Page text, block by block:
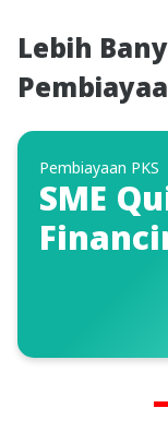
Lebih
Pembiayaan PKS
SME